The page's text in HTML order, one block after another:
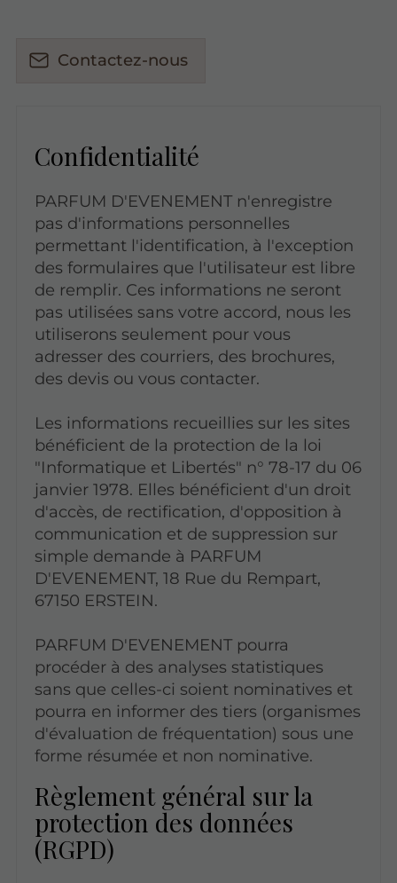
Contactez-nous
Confidentialité
PARFUM D'EVENEMENT n'enregistre
pas d'informations personnelles
permettant l'identification, à l'exception
des formulaires que l'utilisateur est libre
de remplir. Ces informations ne seront
pas utilisées sans votre accord, nous les
utiliserons seulement pour vous
adresser des courriers, des brochures,
des devis ou vous contacter.
Les informations recueillies sur les sites
bénéficient de la protection de la loi
"Informatique et Libertés" n° 78-17 du 06
janvier 1978. Elles bénéficient d'un droit
d'accès, de rectification, d'opposition à
communication et de suppression sur
simple demande à PARFUM
D'EVENEMENT, 18 Rue du Rempart,
67150 ERSTEIN.
PARFUM D'EVENEMENT pourra
procéder à des analyses statistiques
sans que celles-ci soient nominatives et
pourra en informer des tiers (organismes
d'évaluation de fréquentation) sous une
forme résumée et non nominative.
Règlement général sur la
protection des données
(RGPD)